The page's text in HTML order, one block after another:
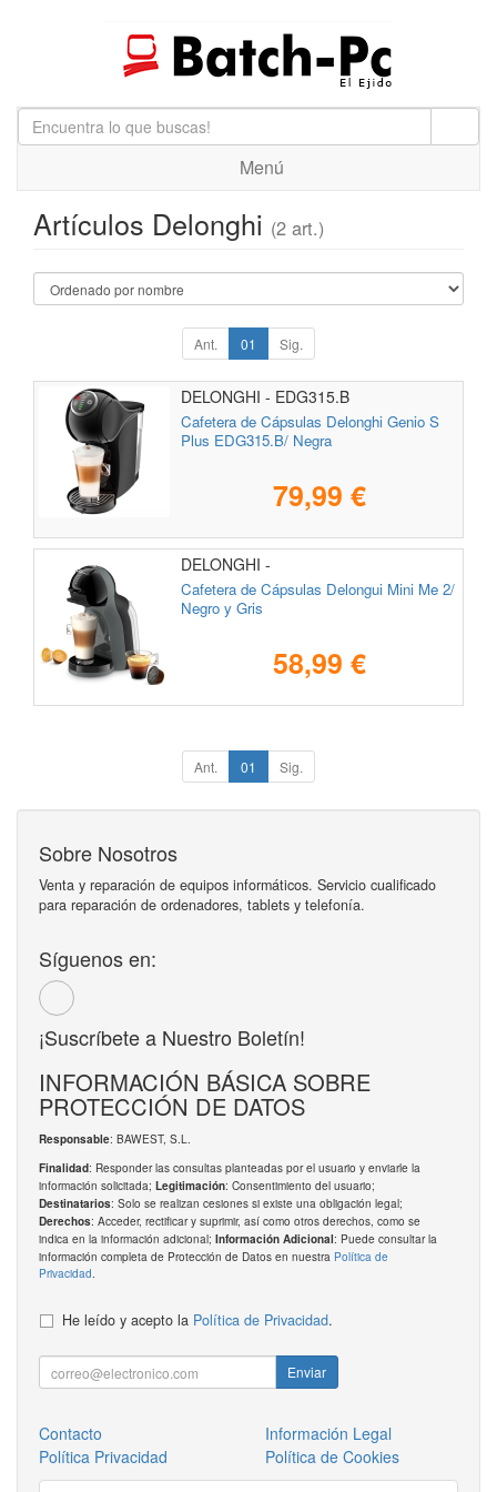
Menú
Artículos Delonghi (2 art.)
Ant. 01 Sig.
DELONGHI - EDG315.B
Cafetera de Cápsulas Delonghi Genio S
Plus EDG315.B/ Negra
79,99 €
DELONGHI -
Cafetera de Cápsulas Delongui Mini Me 2/
Negro y Gris
58,99 €
Ant. 01 Sig.
Sobre Nosotros
Venta y reparación de equipos informáticos. Servicio cualificado
para reparación de ordenadores, tablets y telefonía.
Síguenos en:
¡Suscríbete a Nuestro Boletín!
INFORMACIÓN BÁSICA SOBRE
PROTECCIÓN DE DATOS
Responsable: BAWEST, S.L.
Finalidad: Responder las consultas planteadas por el usuario y enviarle la
información solicitada; Legitimación: Consentimiento del usuario;
Destinatarios: Solo se realizan cesiones si existe una obligación legal;
Derechos: Acceder, rectificar y suprimir, así como otros derechos, como se
indica en la información adicional; Información Adicional: Puede consultar la
información completa de Protección de Datos en nuestra Política de
Privacidad.
He leído y acepto la Política de Privacidad.
Enviar
Contacto
Información Legal
Política Privacidad
Política de Cookies